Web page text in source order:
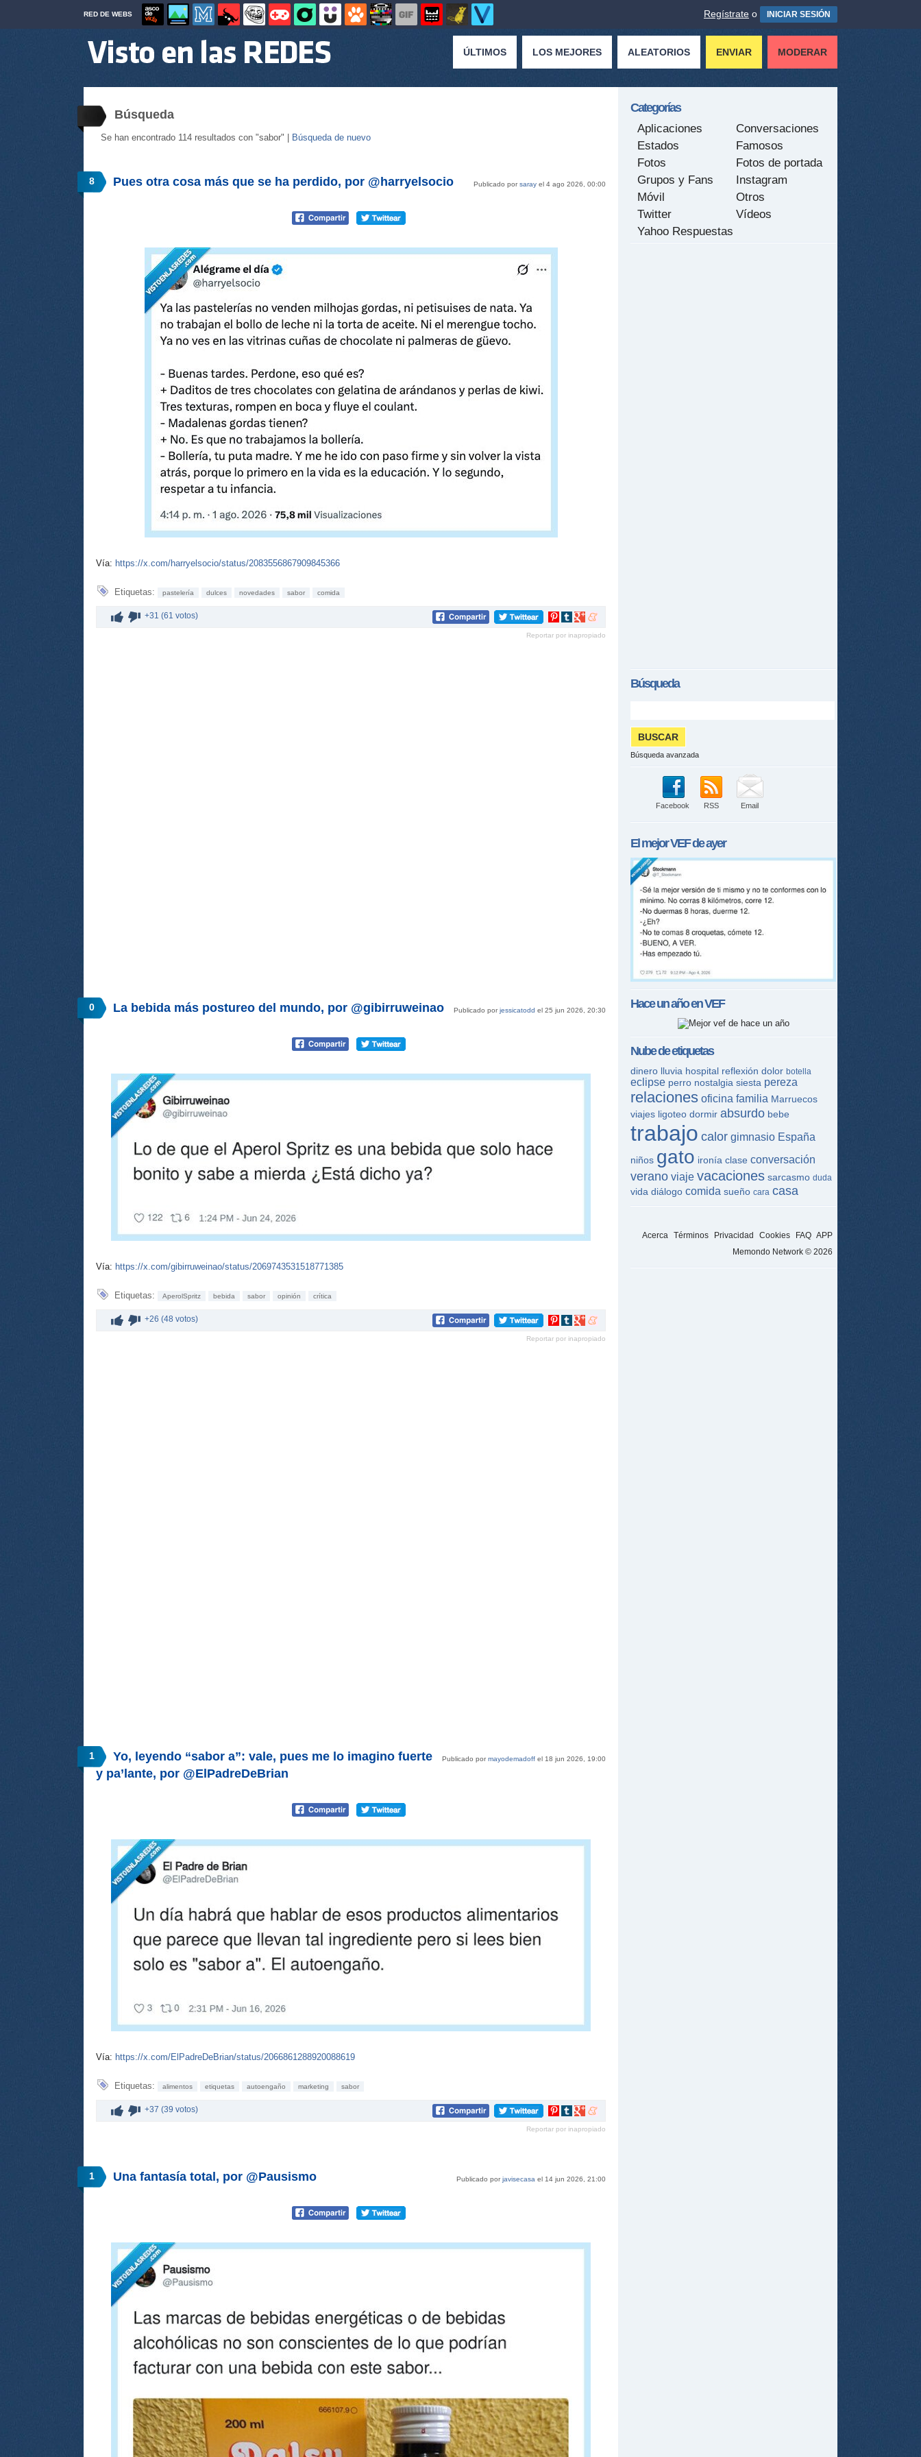
RED DE WEBS Regístrate o INICIAR SESIÓN
ÚLTIMOS LOS MEJORES ALEATORIOS ENVIAR MODERAR
Búsqueda
Se han encontrado 114 resultados con "sabor" | Búsqueda de nuevo
8 Publicado porsaray el 4 ago 2026, 00:00
Pues otra cosa más que se ha perdido, por @harryelsocio
Vía: https://x.com/harryelsocio/status/2083556867909845366
Etiquetas: pastelería dulces novedades sabor comida
+31 (61 votos)
Compartir
Pinterest
Compartir
tumblr
Compartir
Google+
Compartir
meneame
Reportar por inapropiado
0 Publicado porjessicatodd el 25 jun 2026, 20:30
La bebida más postureo del mundo, por @gibirruweinao
Vía: https://x.com/gibirruweinao/status/2069743531518771385
Etiquetas: AperolSpritz bebida sabor opinión crítica
+26 (48 votos)
Compartir
Pinterest
Compartir
tumblr
Compartir
Google+
Compartir
meneame
Reportar por inapropiado
1 Publicado pormayodemadoff el 18 jun 2026, 19:00
Yo, leyendo “sabor a”: vale, pues me lo imagino fuerte
y pa’lante, por @ElPadreDeBrian
Vía: https://x.com/ElPadreDeBrian/status/2066861288920088619
Etiquetas: alimentos etiquetas autoengaño marketing sabor
+37 (39 votos)
Compartir
Pinterest
Compartir
tumblr
Compartir
Google+
Compartir
meneame
Reportar por inapropiado
1 Publicado porjavisecasa el 14 jun 2026, 21:00
Una fantasía total, por @Pausismo
Categorías
Aplicaciones
Conversaciones
Estados
Famosos
Fotos
Fotos de portada
Grupos y Fans
Instagram
Móvil
Otros
Twitter
Vídeos
Yahoo Respuestas
Búsqueda
Búsqueda avanzada
Facebook RSS Email
El mejorVEFde ayer
Hace un año enVEF
Nube de etiquetas
dinero lluvia hospital reflexión dolor botella
eclipse perro nostalgia siesta pereza
relaciones oficina familia Marruecos
viajes ligoteo dormir absurdo bebe
trabajo calor gimnasio España
niños gato ironía clase conversación
verano viaje vacaciones sarcasmo duda
vida diálogo comida sueño cara casa
Acerca Términos Privacidad Cookies FAQ APP
Memondo Network © 2026